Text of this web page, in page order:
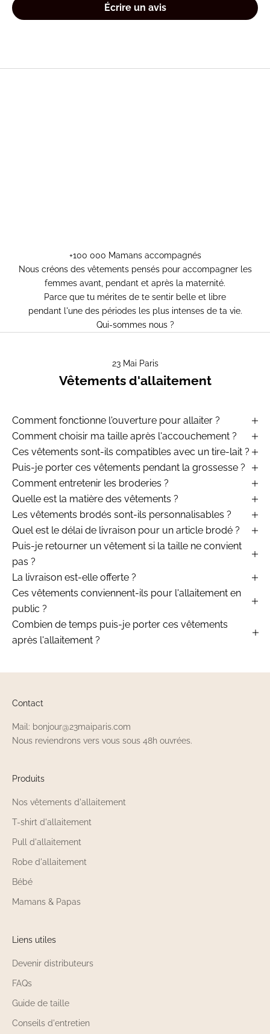
Écrire un avis
+100 000 Mamans accompagnés
Nous créons des vêtements pensés pour accompagner les
femmes avant, pendant et après la maternité.
Parce que tu mérites de te sentir belle et libre
pendant l'une des périodes les plus intenses de ta vie.
Qui-sommes nous ?
23 Mai Paris
Vêtements d'allaitement
Comment fonctionne l'ouverture pour allaiter ?
Comment choisir ma taille après l'accouchement ?
Ces vêtements sont-ils compatibles avec un tire-lait ?
Puis-je porter ces vêtements pendant la grossesse ?
Comment entretenir les broderies ?
Quelle est la matière des vêtements ?
Les vêtements brodés sont-ils personnalisables ?
Quel est le délai de livraison pour un article brodé ?
Puis-je retourner un vêtement si la taille ne convient
pas ?
La livraison est-elle offerte ?
Ces vêtements conviennent-ils pour l'allaitement en
public ?
Combien de temps puis-je porter ces vêtements
après l'allaitement ?
Contact
Mail: bonjour@23maiparis.com
Nous reviendrons vers vous sous 48h ouvrées.
Produits
Nos vêtements d'allaitement
T-shirt d'allaitement
Pull d'allaitement
Robe d'allaitement
Bébé
Mamans & Papas
Liens utiles
Devenir distributeurs
FAQs
Guide de taille
Conseils d'entretien